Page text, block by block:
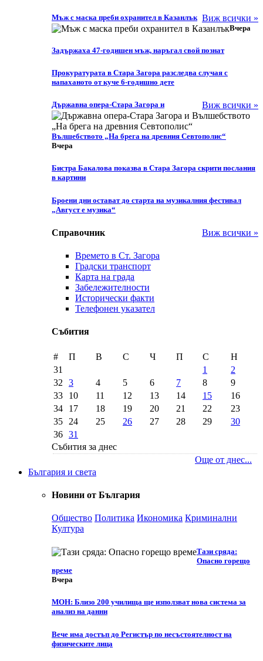
Виж всички »
Мъж с маска преби охранител в Казанлък
Вчера
Задържаха 47-годишен мъж, наръгал свой познат
Прокуратурата в Стара Загора разследва случая с
напаханото от куче 6-годишно дете
Виж всички »
Държавна опера-Стара Загора и
Вълшебството „На брега на древния Севтополис“
Вчера
Бистра Бакалова показва в Стара Загора скрити послания
в картини
Броени дни остават до старта на музикалния фестивал
„Август е музика“
Виж всички »
Справочник
Времето в Ст. Загора
Градски транспорт
Карта на града
Забележителности
Исторически факти
Телефонен указател
Събития
# П В С Ч П С
Н
31
1
2
32
3 4 5 6 7 8
9
33
10 11 12 13 14 15
16
34
17 18 19 20 21 22
23
35
24 25 26 27 28 29
30
36 31
Събития за днес
Още от днес...
България и света
Новини от България
Общество Политика Икономика Криминални
Култура
Тази сряда:
Опасно горещо
време
Вчера
МОН: Близо 200 училища ще използват нова система за
анализ на данни
Вече има достъп до Регистър по несъстоятелност на
физическите лица